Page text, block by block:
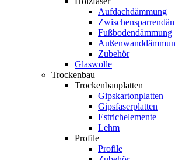
Aufdachdämmung
Fußbodendämmung
Zubehör
Glaswolle
Trockenbau
Trockenbauplatten
Gipskartonplatten
Gipsfaserplatten
Estrichelemente
Lehm
Profile
Profile